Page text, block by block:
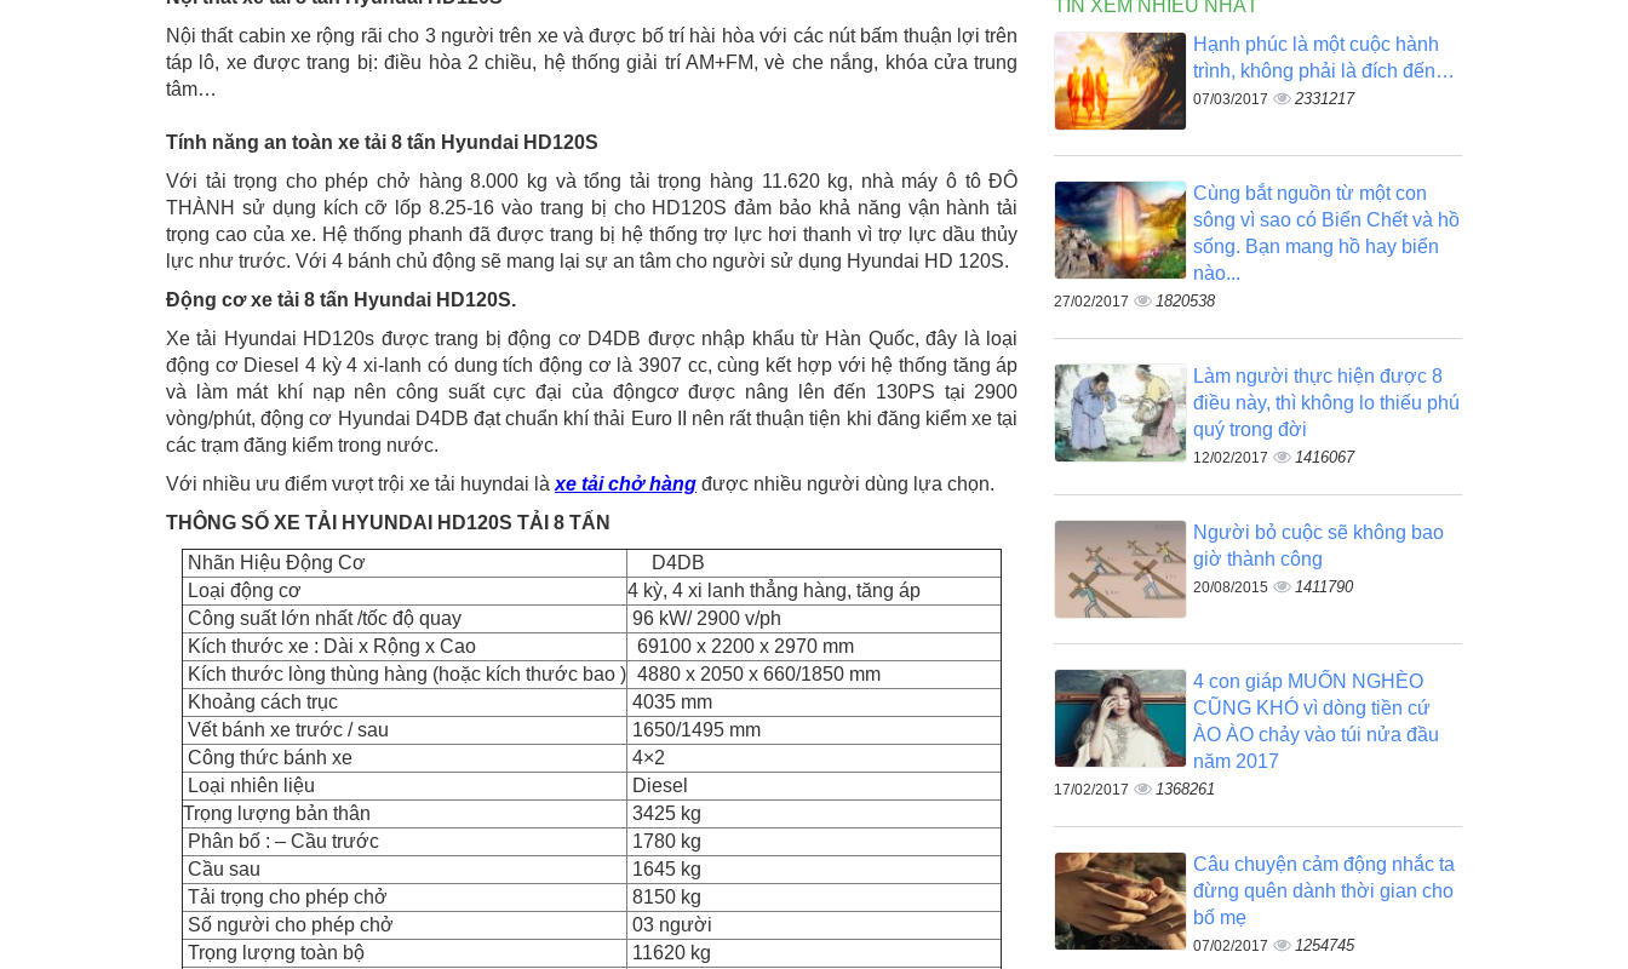
Nội thất cabin xe rộng rãi cho 3 người trên xe và được bố trí hài hòa với các nút bấm thuận lợi trên
táp lô, xe được trang bị: điều hòa 2 chiều, hệ thống giải trí AM+FM, vè che nắng, khóa cửa trung
tâm…
Tính năng an toàn xe tải 8 tấn Hyundai HD120S
Với tải trọng cho phép chở hàng 8.000 kg và tổng tải trọng hàng 11.620 kg, nhà máy ô tô ĐÔ
THÀNH sử dụng kích cỡ lốp 8.25-16 vào trang bị cho HD120S đảm bảo khả năng vận hành tải
trọng cao của xe. Hệ thống phanh đã được trang bị hệ thống trợ lực hơi thanh vì trợ lực dầu thủy
lực như trước. Với 4 bánh chủ động sẽ mang lại sự an tâm cho người sử dụng Hyundai HD 120S.
Động cơ xe tải 8 tấn Hyundai HD120S.
Xe tải Hyundai HD120s được trang bị động cơ D4DB được nhập khẩu từ Hàn Quốc, đây là loại
động cơ Diesel 4 kỳ 4 xi-lanh có dung tích động cơ là 3907 cc, cùng kết hợp với hệ thống tăng áp
và làm mát khí nạp nên công suất cực đại của độngcơ được nâng lên đến 130PS tại 2900
vòng/phút, động cơ Hyundai D4DB đạt chuẩn khí thải Euro II nên rất thuận tiện khi đăng kiểm xe tại
các trạm đăng kiểm trong nước.
Với nhiều ưu điểm vượt trội xe tải huyndai là xe tải chở hàng được nhiều người dùng lựa chọn.
THÔNG SỐ XE TẢI HYUNDAI HD120S TẢI 8 TẤN
Nhãn Hiệu Động Cơ
D4DB
Loại động cơ
4 kỳ, 4 xi lanh thẳng hàng, tăng áp
Công suất lớn nhất /tốc độ quay
96 kW/ 2900 v/ph
Kích thước xe : Dài x Rộng x Cao
69100 x 2200 x 2970 mm
Kích thước lòng thùng hàng (hoặc kích thước bao ) 4880 x 2050 x 660/1850 mm
Khoảng cách trục
4035 mm
Vết bánh xe trước / sau
1650/1495 mm
Công thức bánh xe
4×2
Loại nhiên liệu
Diesel
Trọng lượng bản thân
3425 kg
Phân bố : – Cầu trước
1780 kg
Cầu sau
1645 kg
Tải trọng cho phép chở
8150 kg
Số người cho phép chở
03 người
Trọng lượng toàn bộ
11620 kg
TIN XEM NHIỀU NHẤT
Hạnh phúc là một cuộc hành
trình, không phải là đích đến…
07/03/2017 2331217
Cùng bắt nguồn từ một con
sông vì sao có Biển Chết và hồ
sống. Bạn mang hồ hay biển
nào...
27/02/2017 1820538
Làm người thực hiện được 8
điều này, thì không lo thiếu phú
quý trong đời
12/02/2017 1416067
Người bỏ cuộc sẽ không bao
giờ thành công
20/08/2015 1411790
4 con giáp MUỐN NGHÈO
CŨNG KHÓ vì dòng tiền cứ
ÀO ÀO chảy vào túi nửa đầu
năm 2017
17/02/2017 1368261
Câu chuyện cảm động nhắc ta
đừng quên dành thời gian cho
bố mẹ
07/02/2017 1254745